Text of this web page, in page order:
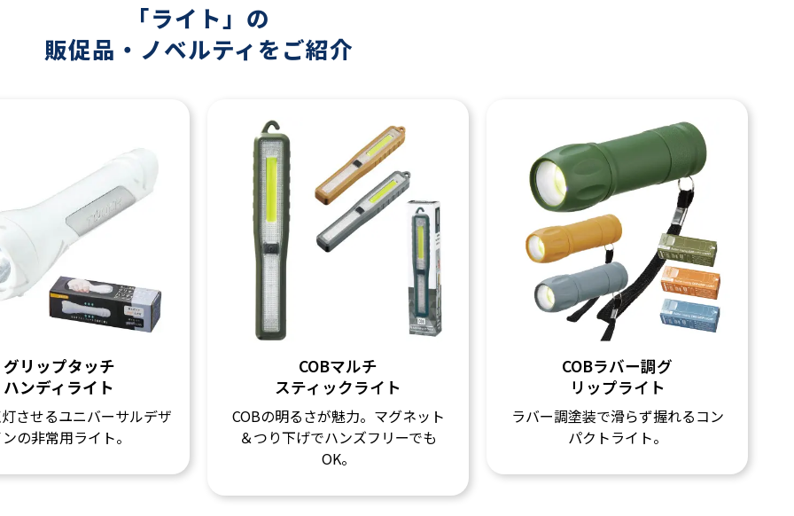
「ライト」の
販促品・ノベルティをご紹介
グリップタッチ
ハンディライト
させるユニバーサルデザ
の非常用ライト。
COBマルチ
スティックライト
COBの明るさが魅力。マグネット
＆つり下げでハンズフリーでも
OK。
COBラバー調グ
リップライト
ラバー調塗装で滑らず握れるコン
パクトライト。